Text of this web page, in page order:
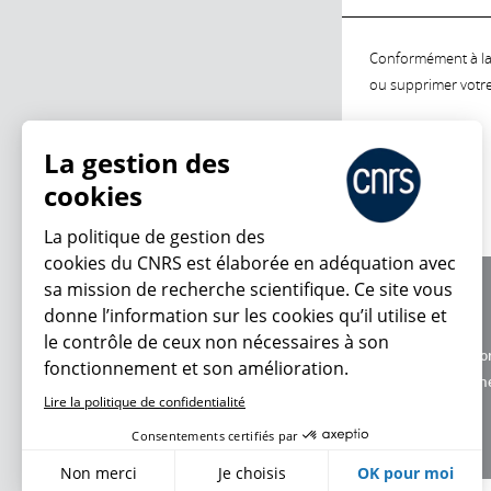
Conformément à
ou supprimer
Charte
Données
La gestion des
cookies
La politique de gestion des
cookies du CNRS est élaborée en adéquation avec
sa mission de recherche scientifique. Ce site vous
donne l’information sur les cookies qu’il utilise et
le contrôle de ceux non nécessaires à son
fonctionnement et son amélioration.
Lire la politique de confidentialité
Consentements certifiés par
Non merci Je choisis OK pour moi